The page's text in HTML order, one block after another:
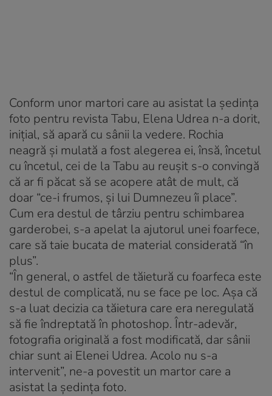
Conform unor martori care au asistat la şedinţa
foto pentru revista Tabu, Elena Udrea n-a dorit,
iniţial, să apară cu sânii la vedere. Rochia
neagră şi mulată a fost alegerea ei, însă, încetul
cu încetul, cei de la Tabu au reuşit s-o convingă
că ar fi păcat să se acopere atât de mult, că
doar “ce-i frumos, şi lui Dumnezeu îi place”.
Cum era destul de târziu pentru schimbarea
garderobei, s-a apelat la ajutorul unei foarfece,
care să taie bucata de material considerată “în
plus”.
“În general, o astfel de tăietură cu foarfeca este
destul de complicată, nu se face pe loc. Aşa că
s-a luat decizia ca tăietura care era neregulată
să fie îndreptată în photoshop. Într-adevăr,
fotografia originală a fost modificată, dar sânii
chiar sunt ai Elenei Udrea. Acolo nu s-a
intervenit”, ne-a povestit un martor care a
asistat la şedinţa foto.